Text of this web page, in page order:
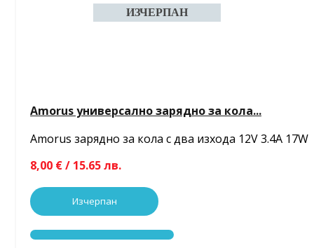
Amorus универсално зарядно за кола...
Amorus зарядно за кола с два изхода 12V 3.4A 17W
8,00 € / 15.65 лв.
Изчерпан